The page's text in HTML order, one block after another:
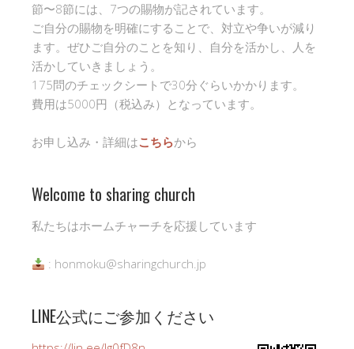
節〜8節には、7つの賜物が記されています。
ご自分の賜物を明確にすることで、対立や争いが減り
ます。ぜひご自分のことを知り、自分を活かし、人を
活かしていきましょう。
175問のチェックシートで30分ぐらいかかります。
費用は5000円（税込み）となっています。
お申し込み・詳細はこちらから
Welcome to sharing church
私たちはホームチャーチを応援しています
: honmoku@sharingchurch.jp
LINE公式にご参加ください